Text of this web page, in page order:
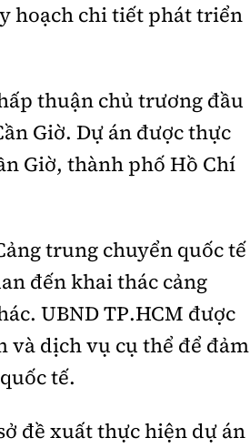
hoạch chi tiết phát triển
thuận chủ trương đầu
Giờ. Dự án được thực
Giờ, thành phố Hồ Chí
trung chuyển quốc tế
đến khai thác cảng
UBND TP.HCM được
và dịch vụ cụ thể để đảm
tế.
đề xuất thực hiện dự án